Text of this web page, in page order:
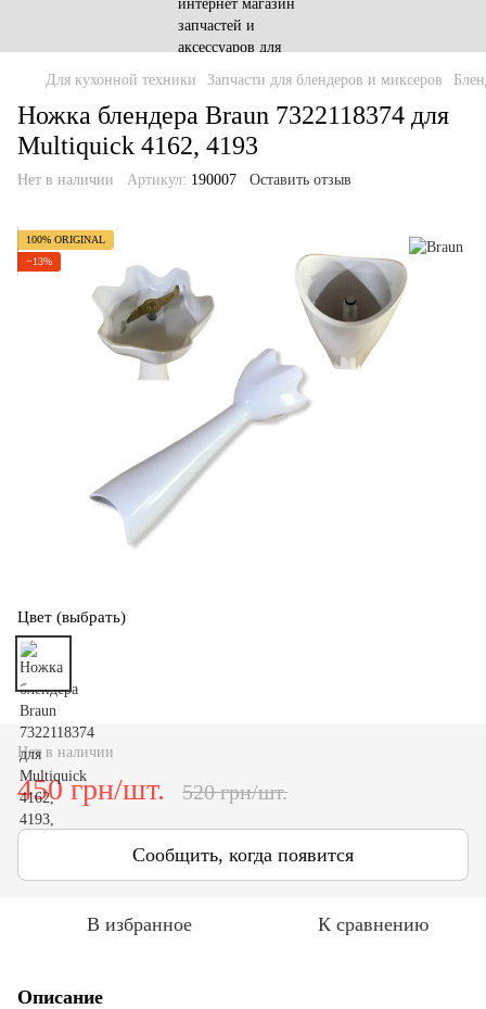
Для кухонной техники Запчасти для блендеров и миксеров
Ножка блендера Braun 7322118374 для
Multiquick 4162, 4193
Нет в наличии Артикул: 190007 Оставить отзыв
100% ORIGINAL
−13%
Цвет (выбрать)
Нет в наличии
450 грн/шт. 520 грн/шт.
Сообщить, когда появится
В избранное К сравнению
Описание